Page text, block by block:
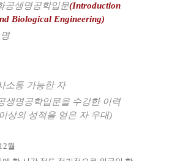
공생명공학입문(Introduction
Biological Engineering)
소통 가능한 자
생명공학입문을 수강한 이력
상의 성적을 얻은 자 우대)
월